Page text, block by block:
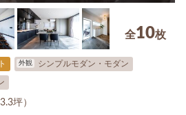
全10枚
外観 シンプルモダン・モダン
坪）